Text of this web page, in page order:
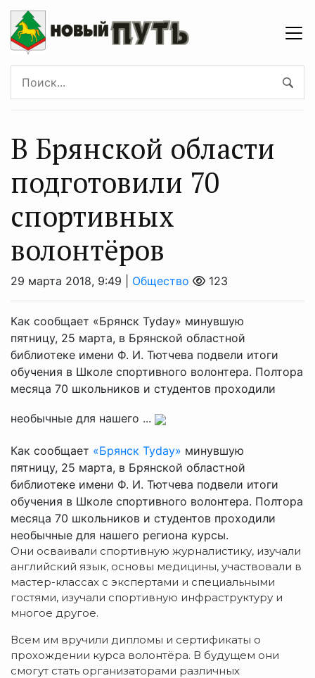
В Брянской области
подготовили 70
спортивных
волонтёров
29 марта 2018, 9:49 | Общество 123
Как сообщает «Брянск Tyday» минувшую
пятницу, 25 марта, в Брянской областной
библиотеке имени Ф. И. Тютчева подвели итоги
обучения в Школе спортивного волонтера. Полтора
месяца 70 школьников и студентов проходили
необычные для нашего ...
Как сообщает «Брянск Tyday» минувшую
пятницу, 25 марта, в Брянской областной
библиотеке имени Ф. И. Тютчева подвели итоги
обучения в Школе спортивного волонтера. Полтора
месяца 70 школьников и студентов проходили
необычные для нашего региона курсы.
Они осваивали спортивную журналистику, изучали
английский язык, основы медицины, участвовали в
мастер-классах с экспертами и специальными
гостями, изучали спортивную инфраструктуру и
многое другое.
Всем им вручили дипломы и сертификаты о
прохождении курса волонтёра. В будущем они
смогут стать организаторами различных